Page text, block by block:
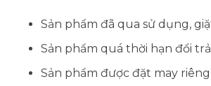
Sản phẩm đã qua sử dụng,
Sản phẩm quá thời hạn đổi
Sản phẩm được đặt may